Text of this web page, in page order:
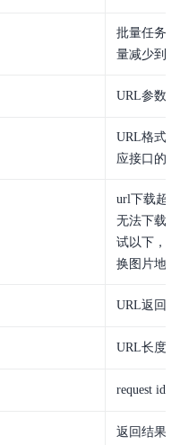
批量任务
量减少到
URL参数
URL格式
应接口的
url下载超
无法下载
试以下，
换图片地址
URL返回
URL长度
request id
返回结果